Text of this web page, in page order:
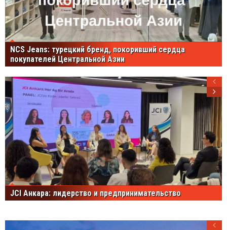
NCS Jeans: турецкий бренд, покоривший сердца
покупателей Центральной Азии
JCI Анкара: лидерство и предпринимательство